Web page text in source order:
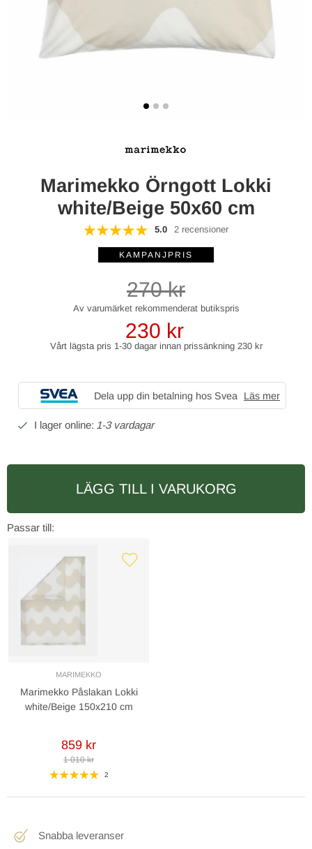
Marimekko Örngott Lokki
white/Beige 50x60 cm
5.0 2 recensioner
270kr
230 kr
Vårt lägsta pris 1-30 dagar innan prissänkning 230 kr
Dela upp din betalning hos Svea Läs mer
1-3 vardagar
LÄGG TILL I VARUKORG
Passar till:
MARIMEKKO
Marimekko Påslakan Lokki
white/Beige 150x210 cm
859 kr
1 010 kr
2
Snabba leveranser